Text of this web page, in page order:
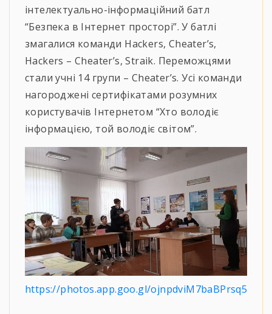
інтелектуально-інформаційний батл
“Безпека в Інтернет просторі”. У батлі
змагалися команди Hackers, Cheater’s,
Hackers – Cheater’s, Straik. Переможцями
стали учні 14 групи – Cheater’s. Усі команди
нагороджені сертифікатами розумних
користувачів Інтернетом “Хто володіє
інформацією, той володіє світом”.
https://photos.app.goo.gl/ojnpdviM7baBPrsq5